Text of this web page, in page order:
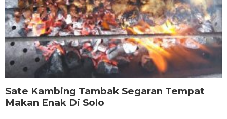
Sate Kambing Tambak Segaran Tempat
Makan Enak Di Solo